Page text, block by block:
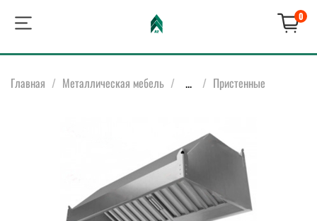
0
Главная Металлическая мебель ... Пристенные